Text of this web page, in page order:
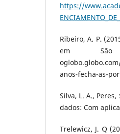
https://
ENCIAMENTO_DE_
Ribeiro, A. P.
em
anos-fecha-as-
Silva, L. A.,
dados: Com
Trelewicz, J. Q